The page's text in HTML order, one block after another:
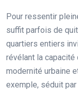
Pour ressentir
suffit parfois de
quartiers entiers
révélant la capacité
modernité urbaine
exemple, séduit